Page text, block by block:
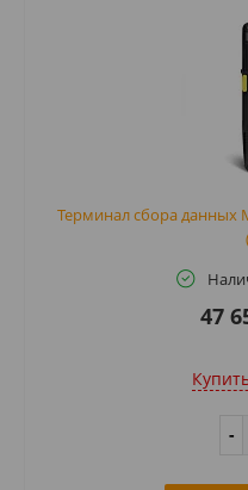
Терминал сбора данных
47